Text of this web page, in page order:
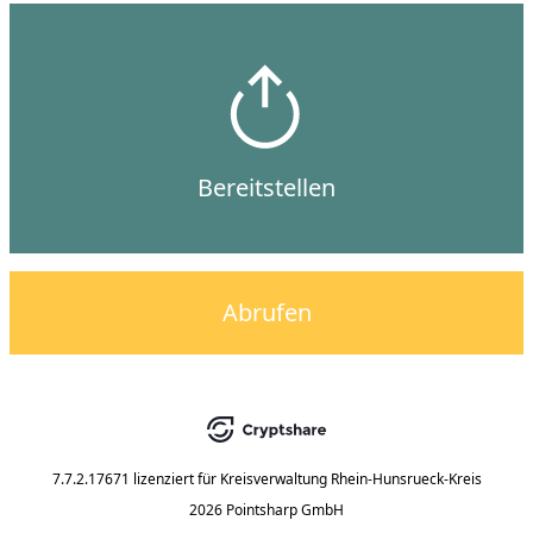
Bereitstellen
Abrufen
7.7.2.17671 lizenziert für Kreisverwaltung Rhein-Hunsrueck-Kreis
2026 Pointsharp GmbH